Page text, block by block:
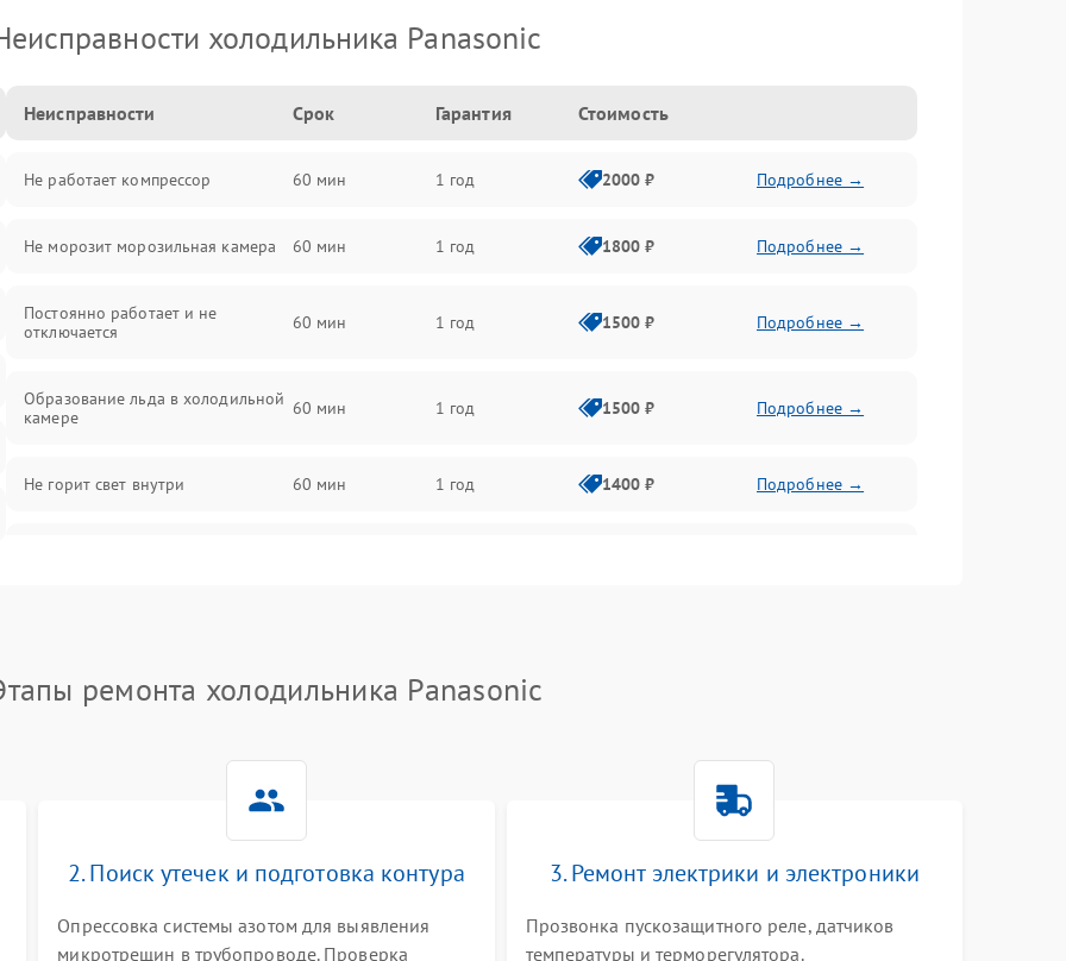
холодильника Panasonic
Неисправности Срок Гарантия Стоимость
Не работает компрессор 60 мин 1 год 2000 ₽ Подробнее →
Не морозит морозильная камера 60 мин 1 год 1800 ₽ Подробнее →
Постоянно работает и не
отключается
60 мин 1 год 1500 ₽ Подробнее →
Образование льда в холодильной
камере
60 мин 1 год 1500 ₽ Подробнее →
Не горит свет внутри 60 мин 1 год 1400 ₽ Подробнее →
Поломка системы No Frost 60 мин 1 год
60 мин Подробнее →
60 мин Подробнее →
ремонта холодильника Panasonic
2. Поиск утечек и подготовка контура
Опрессовка системы азотом для выявления
микротрещин в трубопроводе. Проверка
3. Ремонт электрики и электроники
Прозвонка пускозащитного реле, датчиков
температуры и терморегулятора.